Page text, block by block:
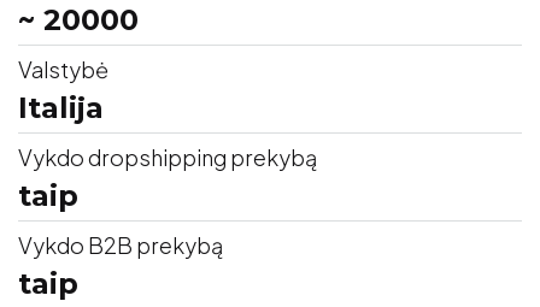
~ 20000
Valstybė
Italija
Vykdo dropshipping prekybą
taip
Vykdo B2B prekybą
taip